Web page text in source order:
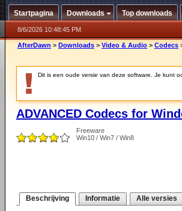
Startpagina Downloads Top downloads
8/6/2026 10:48:45 PM
AfterDawn > Downloads > Video & Audio > Codecs
Dit is een oude versie van deze software. Je kunt
ADVANCED Codecs for
Freeware
Win10 / Win7 / Win8
Beschrijving Informatie Alle versies